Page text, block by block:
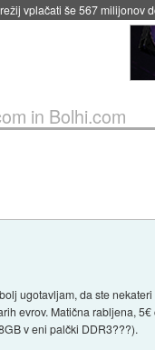
ob 21:37
in Bolhi.com
ugotavljam, da ste
evrov. Matična rabljena,
v eni palčki DDR3???).